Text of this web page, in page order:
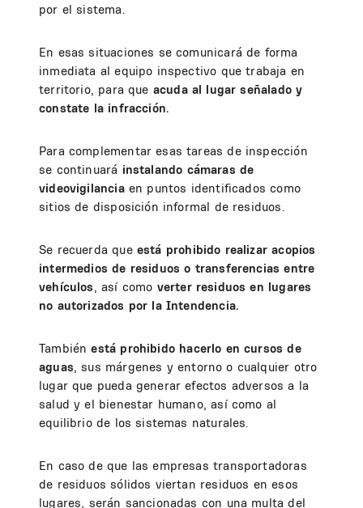
por el sistema.
En esas situaciones se comunicará de forma
inmediata al equipo inspectivo que trabaja en
territorio, para que acuda al lugar señalado y
constate la infracción.
Para complementar esas tareas de inspección
se continuará instalando cámaras de
videovigilanciaen puntos identificados como
sitios de disposición informal de residuos.
Se recuerda que está prohibido realizar acopios
intermedios de residuos o transferencias entre
vehículos, así como verter residuos en lugares
no autorizados por la Intendencia.
También está prohibido hacerlo en cursos de
aguas, sus márgenes y entorno o cualquier otro
lugar que pueda generar efectos adversos a la
salud y el bienestar humano, así como al
equilibrio de los sistemas naturales.
En caso de que las empresas transportadoras
de residuos sólidos viertan residuos en esos
lugares, serán sancionadas con una multa del